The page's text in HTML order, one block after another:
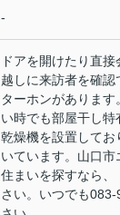
-
ドアを開けたり直
越しに来訪者を確
ターホンがありま
い時でも部屋干し
乾燥機を設置して
いています。山口市
住まいを探すなら
さい。いつでも